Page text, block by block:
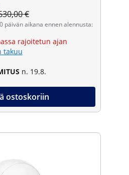
€
päivän aikana ennen alennusta:
rajoitetun ajan
takuu
n. 19.8.
ostoskoriin